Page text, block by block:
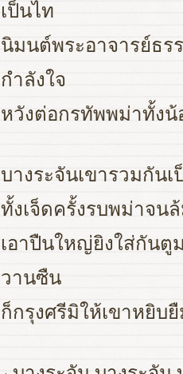
เป็นไท
นิมนต์พระอาจารย์ธร
กำลังใจ
หวังต่อกรทัพพม่าทั้ง
บางระจันเขารวมกัน
ทั้งเจ็ดครั้งรบพม่าจน
เอาปืนใหญ่ยิงใส่กันตู
วานซืน
ก็กรุงศรีมิให้เขาหยิบ